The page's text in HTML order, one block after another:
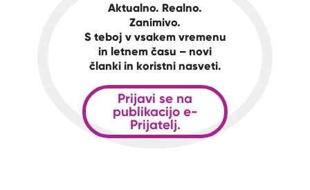
Aktualno. Realno.
Zanimivo.
S teboj v vsakem vremenu
in letnem času – novi
članki in koristni nasveti.
Prijavi se na
publikacijo e-
Prijatelj.